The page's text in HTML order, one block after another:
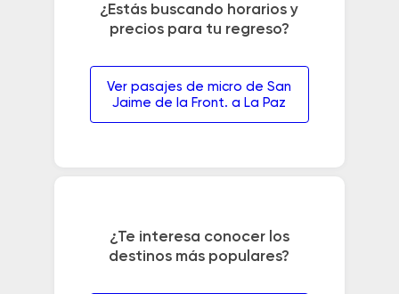
¿Estás buscando horarios y
precios para tu regreso?
Ver pasajes de micro de San
Jaime de la Front. a La Paz
¿Te interesa conocer los
destinos más populares?